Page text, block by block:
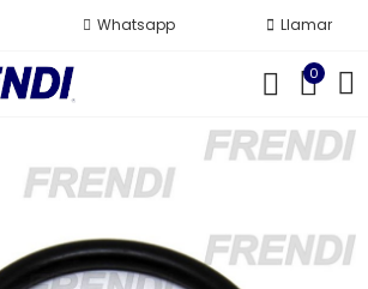
Whatsapp Llamar
0